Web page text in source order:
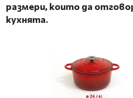
размери, които да
кухнята.